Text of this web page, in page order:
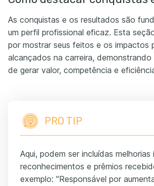
As conquistas e os resultados são
um perfil profissional eficaz. Esta
por mostrar seus feitos e os impactos
alcançados na carreira,
de gerar valor, competência e
PRO TIP
Aqui, podem ser incluídas melhorias
reconhecimentos e prêmios
exemplo: "Responsável por